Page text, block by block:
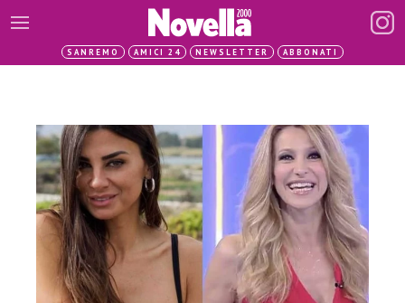
SANREMO AMICI 24 NEWSLETTER ABBONATI